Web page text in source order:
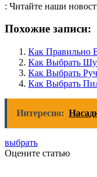
: Читайте наши
Похожие записи:
Как Правильно
Как Выбрать
Как Выбрать
Как Выбрать
Интересно:
выбрать
Оцените статью